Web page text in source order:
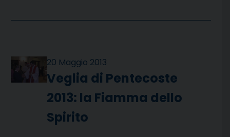
20 Maggio 2013
Veglia di Pentecoste
2013: la Fiamma dello
Spirito